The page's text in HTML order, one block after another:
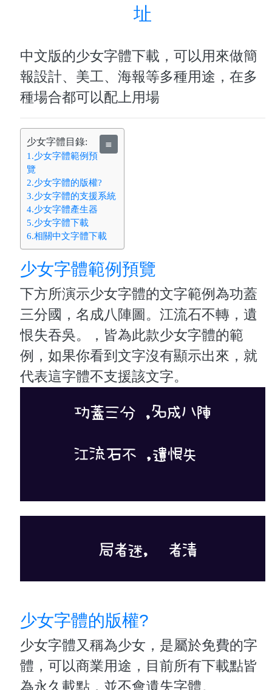
址
中文版的少女字體下載，可以用來做簡
報設計、美工、海報等多種用途，在多
種場合都可以配上用場
少女字體目錄: ≣
1.少女字體範例預
覽
2.少女字體的版權?
3.少女字體的支援系統
4.少女字體產生器
5.少女字體下載
6.相關中文字體下載
少女字體範例預覽
下方所演示少女字體的文字範例為功蓋
三分國，名成八陣圖。江流石不轉，遺
恨失吞吳。，皆為此款少女字體的範
例，如果你看到文字沒有顯示出來，就
代表這字體不支援該文字。
少女字體的版權?
少女字體又稱為少女，是屬於免費的字
體，可以商業用途，目前所有下載點皆
為永久載點，並不會遺失字體。